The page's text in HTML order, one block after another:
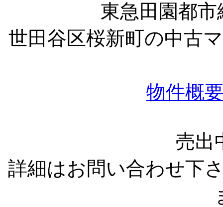
東急田園都
世田谷区桜新町の中古
物件概
売出
詳細はお問い合わせ下